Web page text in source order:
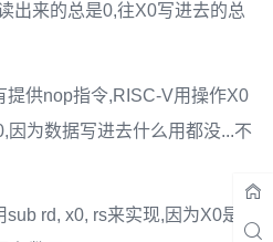
出来的总是0,往X0写进去的总
提供nop指令,RISC-V用操作X0
因为数据写进去什么用都没...不
rd, x0, rs来实现,因为X0是